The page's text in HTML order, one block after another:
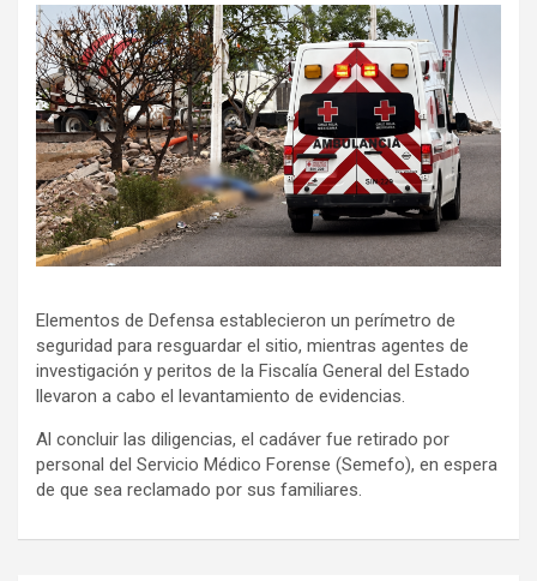
Elementos de Defensa establecieron un perímetro de
seguridad para resguardar el sitio, mientras agentes de
investigación y peritos de la Fiscalía General del Estado
llevaron a cabo el levantamiento de evidencias.
Al concluir las diligencias, el cadáver fue retirado por
personal del Servicio Médico Forense (Semefo), en espera
de que sea reclamado por sus familiares.